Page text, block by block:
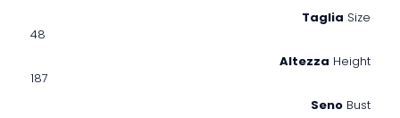
Taglia Size
48
Altezza Height
187
Seno Bust